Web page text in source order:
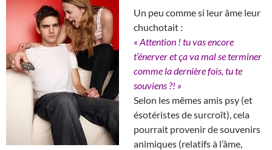
Un peu comme si leur âme leur
chuchotait :
« Attention ! tu vas encore
t’énerver et ça va mal se terminer
comme la dernière fois, tu te
souviens ?! »
Selon les mêmes amis psy (et
ésotéristes de surcroît), cela
pourrait provenir de souvenirs
animiques (relatifs à l’âme,